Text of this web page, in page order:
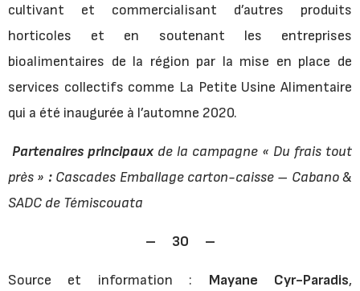
cultivant et commercialisant d’autres produits
horticoles et en soutenant les entreprises
bioalimentaires de la région par la mise en place de
services collectifs comme La Petite Usine Alimentaire
qui a été inaugurée à l’automne 2020.
Partenaires principauxde la campagne « Du frais tout
près » : Cascades Emballage carton-caisse – Cabano &
SADC de Témiscouata
– 30 –
Source et information : Mayane Cyr-Paradis,